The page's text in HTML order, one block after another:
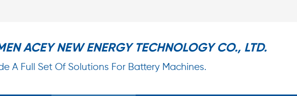
ACEY NEW ENERGY TECHNOLOGY CO., LTD.
A Full Set Of Solutions For Battery Machines.